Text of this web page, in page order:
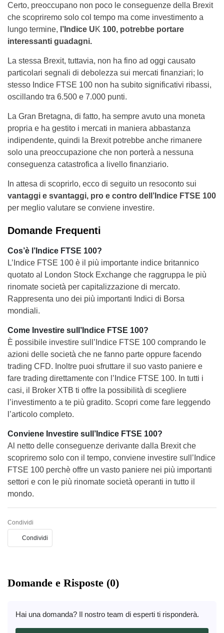
Certo, preoccupano non poco le conseguenze della Brexit
che scopriremo solo col tempo ma come investimento a
lungo termine, l’Indice UK 100, potrebbe portare
interessanti guadagni.
La stessa Brexit, tuttavia, non ha fino ad oggi causato
particolari segnali di debolezza sui mercati finanziari; lo
stesso Indice FTSE 100 non ha subito significativi ribassi,
oscillando tra 6.500 e 7.000 punti.
La Gran Bretagna, di fatto, ha sempre avuto una moneta
propria e ha gestito i mercati in maniera abbastanza
indipendente, quindi la Brexit potrebbe anche rimanere
solo una preoccupazione che non porterà a nessuna
conseguenza catastrofica a livello finanziario.
In attesa di scoprirlo, ecco di seguito un resoconto sui
vantaggi e svantaggi, pro e contro dell’Indice FTSE 100
per meglio valutare se conviene investire.
Domande Frequenti
Cos’è l’Indice FTSE 100?
L’Indice FTSE 100 è il più importante indice britannico
quotato al London Stock Exchange che raggruppa le più
rinomate società per capitalizzazione di mercato.
Rappresenta uno dei più importanti Indici di Borsa
mondiali.
Come Investire sull’Indice FTSE 100?
È possibile investire sull’Indice FTSE 100 comprando le
azioni delle società che ne fanno parte oppure facendo
trading CFD. Inoltre puoi sfruttare il suo vasto paniere e
fare trading direttamente con l’Indice FTSE 100. In tutti i
casi, il Broker XTB ti offre la possibilità di scegliere
l’investimento a te più gradito. Scopri come fare leggendo
l’articolo completo.
Conviene Investire sull’Indice FTSE 100?
Al netto delle conseguenze derivante dalla Brexit che
scopriremo solo con il tempo, conviene investire sull’Indice
FTSE 100 perchè offre un vasto paniere nei più importanti
settori e con le più rinomate società operanti in tutto il
mondo.
Condividi
Condividi
Domande e Risposte (0)
Hai una domanda? Il nostro team di esperti ti risponderà.